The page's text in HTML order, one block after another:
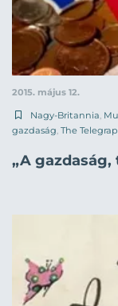
2015. május 12.
Nagy-Britannia
gazdaság The
„A gazdaság,